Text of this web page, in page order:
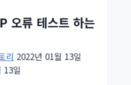
오류 테스트 하는
리 2022년 01월 13일
13일